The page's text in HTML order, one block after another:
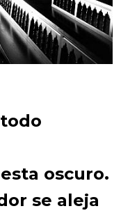
oscuro.
se aleja